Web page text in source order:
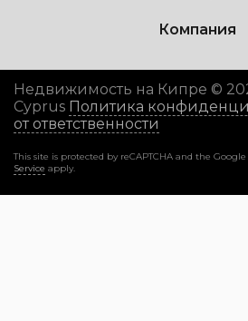
Компания
Недвижимость на Кипре ©
Cyprus Политика
от ответственности
This site is protected by reCAPTCHA and the Google
Service apply.